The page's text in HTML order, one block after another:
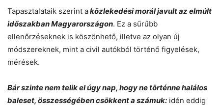
Tapasztalataik szerint aközlekedési morál javult az elmúlt
időszakban Magyarországon. Ez a sűrűbb
ellenőrzéseknek is köszönhető, illetve az olyan új
módszereknek, mint a civil autókból történő figyelések,
mérések.
Bár szinte nem telik el úgy nap, hogy ne történne halálos
baleset, összességében csökkent a számuk: idén eddig